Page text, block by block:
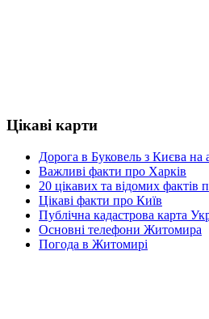
Цікаві карти
Дорога в Буковель з Києва на
Важливі факти про Харків
20 цікавих та відомих фактів
Цікаві факти про Київ
Публічна кадастрова карта
Основні телефони Житомира
Погода в Житомирі